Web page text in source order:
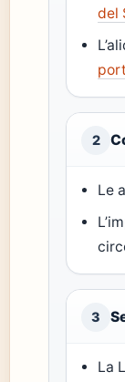
del
2
Le
3
La